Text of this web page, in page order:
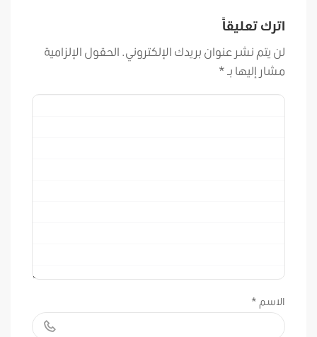
اترك تعليقاً
لن يتم نشر عنوان بريدك الإلكتروني. الحقول الإلزامية
مشار إليها بـ *
الاسم *